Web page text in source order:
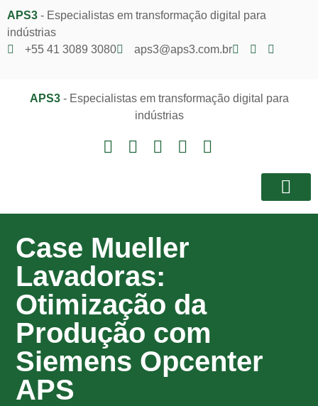
APS3 - Especialistas em transformação digital para
indústrias
+55 41 3089 3080
aps3@aps3.com.br
APS3- Especialistas em transformação digital para
indústrias
Case Mueller
Lavadoras:
Otimização da
Produção com
Siemens Opcenter
APS